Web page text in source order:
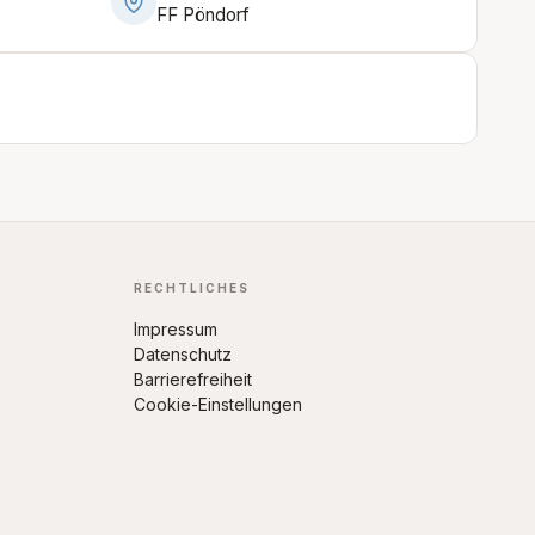
FF Pöndorf
RECHTLICHES
Impressum
Datenschutz
Barrierefreiheit
Cookie-Einstellungen